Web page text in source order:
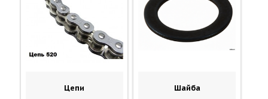
Цепи Шайба